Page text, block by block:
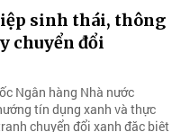
sinh thái, thông
chuyển đổi
Ngân hàng Nhà nước
tín dụng xanh và thực
chuyển đổi xanh đặc biệt